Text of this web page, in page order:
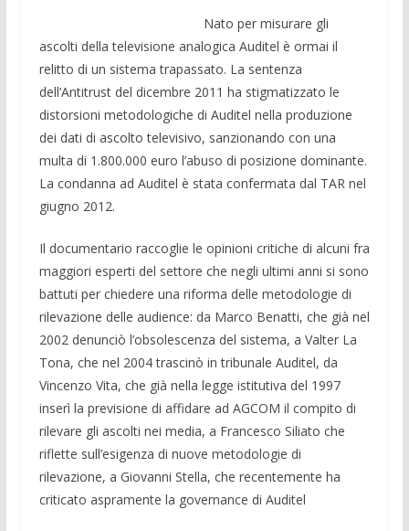
Nato per misurare gli
ascolti della televisione analogica Auditel è ormai il
relitto di un sistema trapassato. La sentenza
dell’Antitrust del dicembre 2011 ha stigmatizzato le
distorsioni metodologiche di Auditel nella produzione
dei dati di ascolto televisivo, sanzionando con una
multa di 1.800.000 euro l’abuso di posizione dominante.
La condanna ad Auditel è stata confermata dal TAR nel
giugno 2012.
Il documentario raccoglie le opinioni critiche di alcuni fra
maggiori esperti del settore che negli ultimi anni si sono
battuti per chiedere una riforma delle metodologie di
rilevazione delle audience: da Marco Benatti, che già nel
2002 denunciò l’obsolescenza del sistema, a Valter La
Tona, che nel 2004 trascinò in tribunale Auditel, da
Vincenzo Vita, che già nella legge istitutiva del 1997
inserì la previsione di affidare ad AGCOM il compito di
rilevare gli ascolti nei media, a Francesco Siliato che
riflette sull’esigenza di nuove metodologie di
rilevazione, a Giovanni Stella, che recentemente ha
criticato aspramente la governance di Auditel